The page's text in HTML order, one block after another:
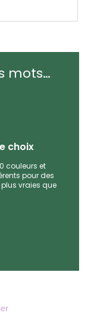
mots…
choix
couleurs et
pour des
vraies que